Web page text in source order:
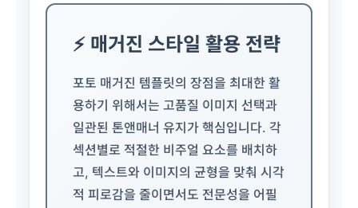
⚡ 매거진 스타일 활용 전략
포토 매거진 템플릿의 장점을 최대한 활
용하기 위해서는 고품질 이미지 선택과
일관된 톤앤매너 유지가 핵심입니다. 각
섹션별로 적절한 비주얼 요소를 배치하
고, 텍스트와 이미지의 균형을 맞춰 시각
적 피로감을 줄이면서도 전문성을 어필